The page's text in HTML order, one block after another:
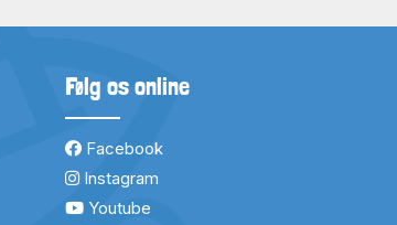
Følg os online
Facebook
Instagram
Youtube